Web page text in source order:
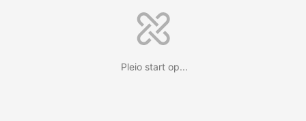
Pleio start op...